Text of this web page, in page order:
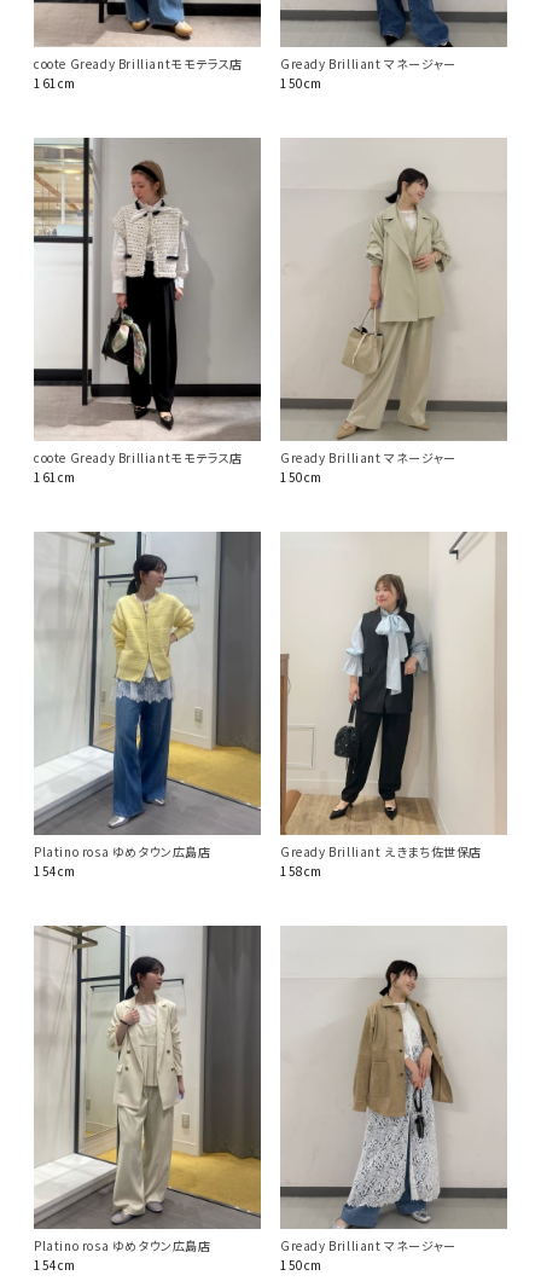
coote Gready Brilliantモモテラス店
161cm
Gready Brilliant マネージャー
150cm
coote Gready Brilliantモモテラス店
161cm
Gready Brilliant マネージャー
150cm
Platino rosa ゆめタウン広島店
154cm
Gready Brilliant えきまち佐世保店
158cm
Platino rosa ゆめタウン広島店
154cm
Gready Brilliant マネージャー
150cm